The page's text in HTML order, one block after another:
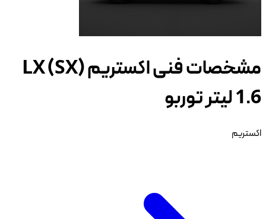
مشخصات فنی اکستریم LX (SX)
1.6 لیتر توربو
اکستریم